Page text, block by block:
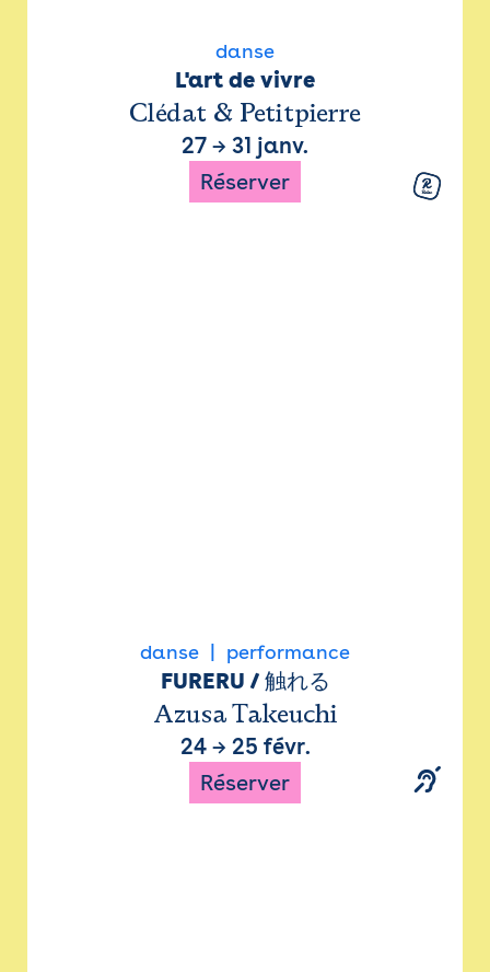
danse
L'art de vivre
Clédat & Petitpierre
27 → 31 janv.
Réserver
danse performance
FURERU / 触れる
Azusa Takeuchi
24→ 25 févr.
Réserver